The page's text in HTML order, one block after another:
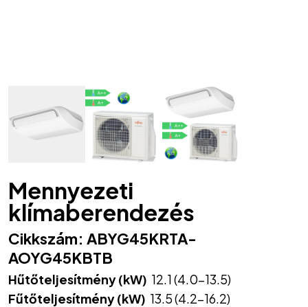
Mennyezeti
klímaberendezés
Cikkszám: ABYG45KRTA-
AOYG45KBTB
Hűtőteljesítmény (kW) 12.1 (4.0-13.5)
Fűtőteljesítmény (kW) 13.5 (4.2-16.2)